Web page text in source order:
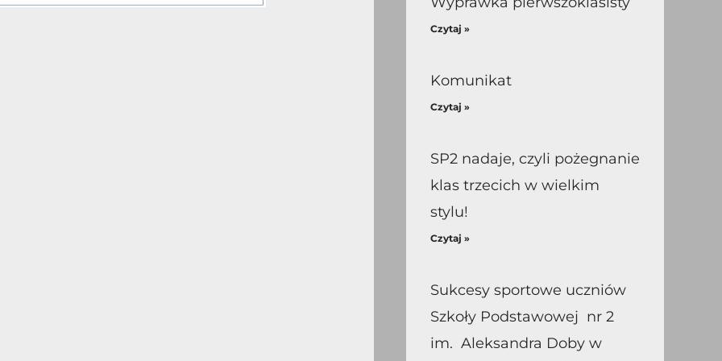
Czytaj »
Komunikat
Czytaj »
SP2 nadaje, czyli pożegnanie
klas trzecich w wielkim
stylu!
Czytaj »
Sukcesy sportowe uczniów
Szkoły Podstawowej nr 2
im. Aleksandra Doby w